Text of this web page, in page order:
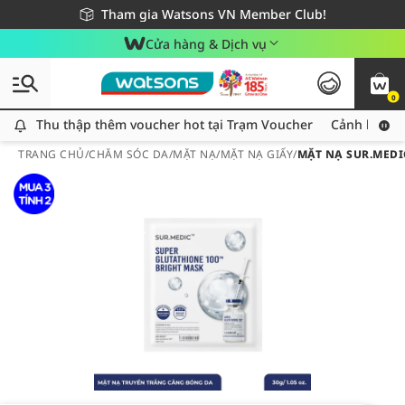
Tham gia Watsons VN Member Club!
Miễn phí giao hàng cho đơn hàng từ 249,000Đ
Giao hàng nhanh 24h - Áp dụng khu vực TP. Hồ Chí Minh
Cửa hàng & Dịch vụ
0
Thu thập thêm voucher hot tại Trạm Voucher
Thu thập thêm voucher hot tại Trạm Voucher Cảnh báo
TRANG CHỦ/CHĂM SÓC DA/MẶT NẠ/MẶT NẠ GIẤY/MẶT NẠ